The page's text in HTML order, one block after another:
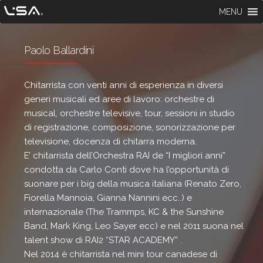
MENU
Paolo Ballardini
Chitarrista con venti anni di esperienza in diversi
generi musicali ed aree di lavoro: orchestre di
musical, orchestre televisive, tour, sessioni in studio
di registrazione, composizione, sonorizzazione per
televisione, docenza di chitarra moderna.
E’ chitarrista dell’Orchestra RAI de “I migliori anni”
condotta da Carlo Conti dove ha l’opportunità di
suonare per i big della musica italiana (Renato Zero,
Fiorella Mannoia, Gianna Nannini ecc..) e
internazionale (The Trammps, KC & the Sunshine
Band, Mark King, Leo Sayer ecc) e nel 2011 suona nel
talent show di RAI2 “STAR ACADEMY” .
Nel 2014 è chitarrista nel mini tour canadese di